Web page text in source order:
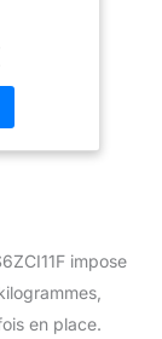
Verre
en
à la
impose
en place.